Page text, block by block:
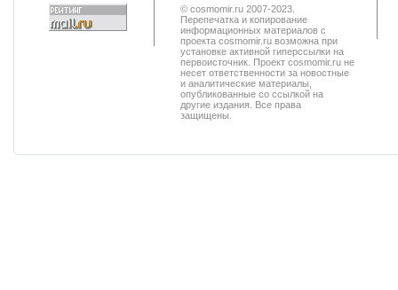
© cosmomir.ru 2007-2023.
Перепечатка и копирование
информационных материалов с
проекта cosmomir.ru возможна при
установке активной гиперссылки на
первоисточник. Проект cosmomir.ru не
несет ответственности за новостные
и аналитические материалы,
опубликованные со ссылкой на
другие издания. Все права
защищены.